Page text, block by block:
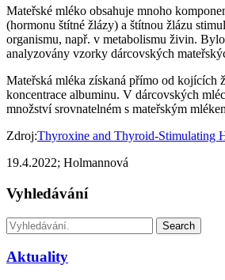
Mateřské mléko obsahuje mnoho
(hormonu štítné žlázy) a štítnou žlázu
organismu, např. v metabolismu živin.
analyzovány vzorky dárcovských
Mateřská mléka získaná přímo od kojících
koncentrace albuminu. V dárcovských
množství srovnatelném s mateřským
Zdroj:Thyroxine and Thyroid-Stimulating
19.4.2022; Holmannová
Vyhledávání
Search
Aktuality